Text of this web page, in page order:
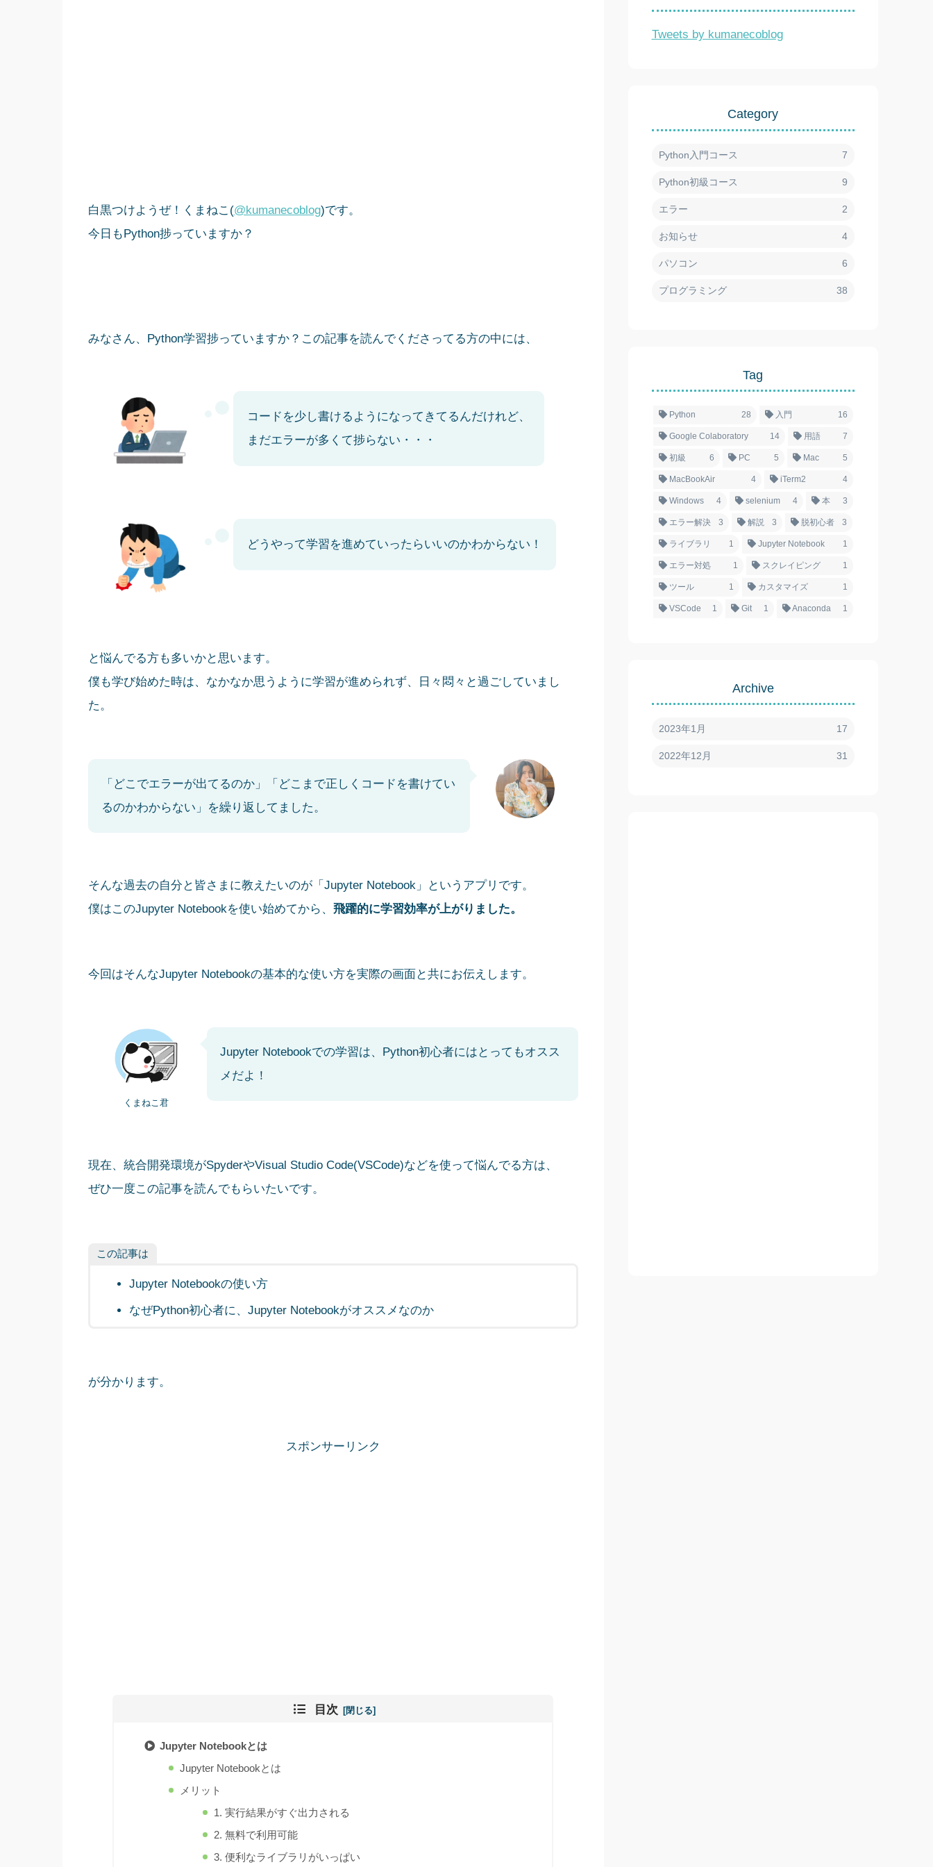
白黒つけようぜ！くまねこ(@kumanecoblog)です。
今日もPython捗っていますか？
みなさん、Python学習捗っていますか？この記事を読んでくださってる方の中には、
コードを少し書けるようになってきてるんだけれど、
まだエラーが多くて捗らない・・・
どうやって学習を進めていったらいいのかわからない！
と悩んでる方も多いかと思います。
僕も学び始めた時は、なかなか思うように学習が進められず、日々悶々と過ごしていまし
た。
「どこでエラーが出てるのか」「どこまで正しくコードを書けてい
るのかわからない」を繰り返してました。
そんな過去の自分と皆さまに教えたいのが「Jupyter Notebook」というアプリです。
僕はこのJupyter Notebookを使い始めてから、 飛躍的に学習効率が上がりました。
今回はそんなJupyter Notebookの基本的な使い方を実際の画面と共にお伝えします。
くまねこ君
Jupyter Notebookでの学習は、Python初心者にはとってもオスス
メだよ！
現在、統合開発環境がSpyderやVisual Studio Code(VSCode)などを使って悩んでる方は、
ぜひ一度この記事を読んでもらいたいです。
この記事は
Jupyter Notebookの使い方
なぜPython初心者に、Jupyter Notebookがオススメなのか
が分かります。
スポンサーリンク
目次
Jupyter Notebookとは
Jupyter Notebookとは
メリット
1. 実行結果がすぐ出力される
2. 無料で利用可能
3. 便利なライブラリがいっぱい
Tweets by kumanecoblog
Category
Python入門コース 7
Python初級コース 9
エラー 2
お知らせ 4
パソコン 6
プログラミング 38
Tag
Python 28 入門 16
Google Colaboratory 14 用語 7
初級 6 PC 5 Mac 5
MacBookAir 4 iTerm2 4
Windows 4 selenium 4 本 3
エラー解決 3 解説 3 脱初心者 3
ライブラリ 1 Jupyter Notebook 1
エラー対処 1 スクレイピング 1
ツール 1 カスタマイズ 1
VSCode 1 Git 1 Anaconda 1
Archive
2023年1月 17
2022年12月 31